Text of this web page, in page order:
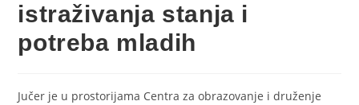
istraživanja stanja i
potreba mladih
Jučer je u prostorijama Centra za obrazovanje i druženje